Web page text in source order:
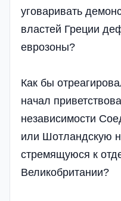
уговаривать
властей Греции
еврозоны?
Как бы
начал
независимости
или Шотландскую
стремящуюся к
Великобритании?